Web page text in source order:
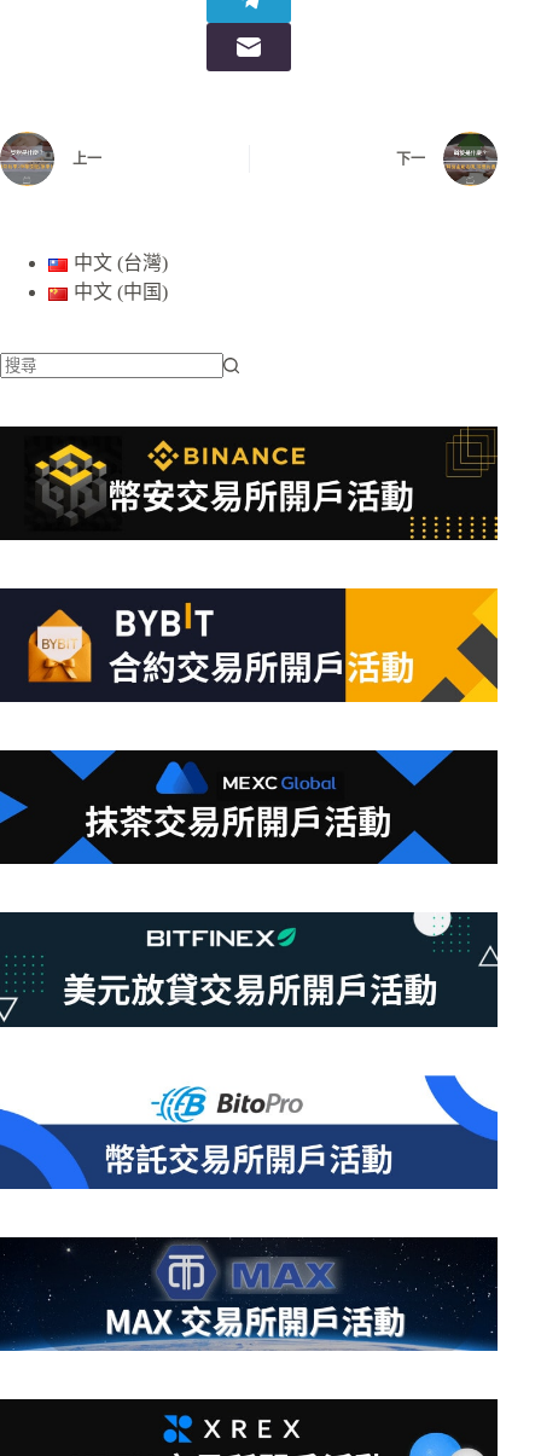
上一 下一
中文 (台灣)
中文 (中国)
不
條